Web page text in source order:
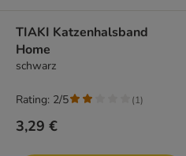
TIAKI Katzenhalsband
Home
schwarz
3,29 €
Rating: 2/5 (1)